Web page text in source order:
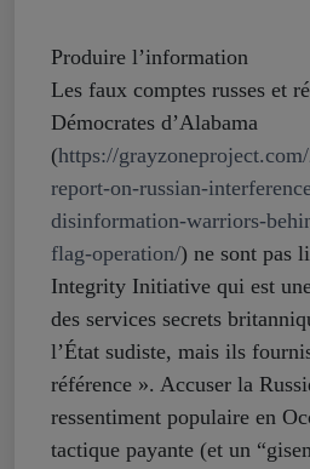
Produire l’information
Les faux comptes russes et
Démocrates d’Alabama
(https://
report-on-russian-
disinformation-warriors-
flag-operation/) ne sont pas
Integrity Initiative qui est
des services secrets
l’État sudiste, mais ils
référence ». Accuser la
ressentiment populaire en
tactique payante (et un